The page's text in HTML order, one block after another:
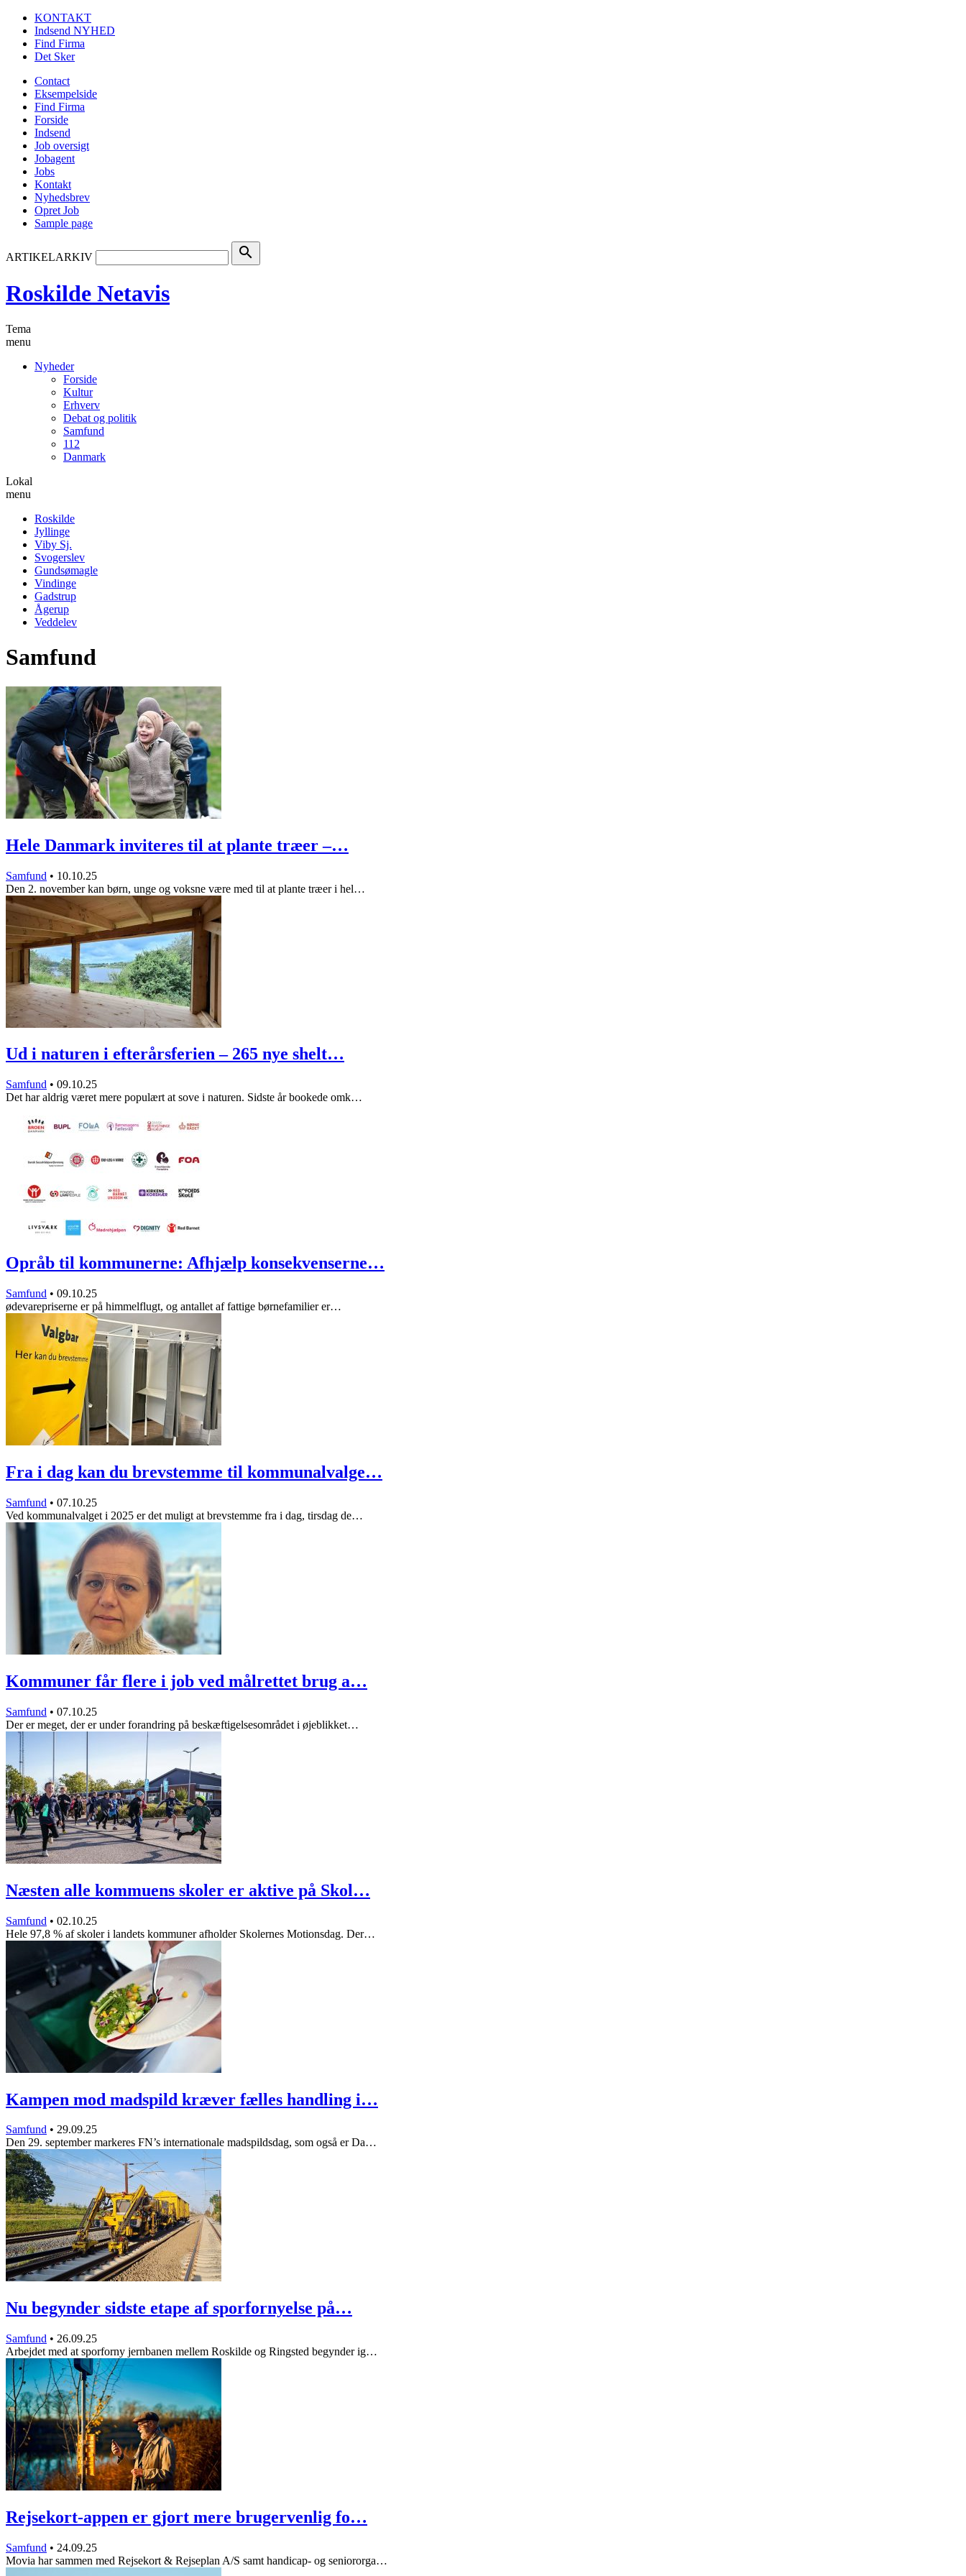
KONTAKT
Indsend NYHED
Find Firma
Det Sker
Contact
Eksempelside
Find Firma
Forside
Indsend
Job oversigt
Jobagent
Jobs
Kontakt
Nyhedsbrev
Opret Job
Sample page
ARTIKELARKIV search
Roskilde Netavis
Tema
menu
Nyheder
Forside
Kultur
Erhverv
Debat og politik
Samfund
112
Danmark
Lokal
menu
Roskilde
Jyllinge
Viby Sj.
Svogerslev
Gundsømagle
Vindinge
Gadstrup
Ågerup
Veddelev
Samfund
Hele Danmark inviteres til at plante træer –…
Samfund • 10.10.25
Den 2. november kan børn, unge og voksne være med til at plante træer i hel…
Ud i naturen i efterårsferien – 265 nye shelt…
Samfund • 09.10.25
Det har aldrig været mere populært at sove i naturen. Sidste år bookede omk…
Opråb til kommunerne: Afhjælp konsekvenserne…
Samfund • 09.10.25
ødevarepriserne er på himmelflugt, og antallet af fattige børnefamilier er…
Fra i dag kan du brevstemme til kommunalvalge…
Samfund • 07.10.25
Ved kommunalvalget i 2025 er det muligt at brevstemme fra i dag, tirsdag de…
Kommuner får flere i job ved målrettet brug a…
Samfund • 07.10.25
Der er meget, der er under forandring på beskæftigelsesområdet i øjeblikket…
Næsten alle kommuens skoler er aktive på Skol…
Samfund • 02.10.25
Hele 97,8 % af skoler i landets kommuner afholder Skolernes Motionsdag. Der…
Kampen mod madspild kræver fælles handling i…
Samfund • 29.09.25
Den 29. september markeres FN’s internationale madspildsdag, som også er Da…
Nu begynder sidste etape af sporfornyelse på…
Samfund • 26.09.25
Arbejdet med at sporforny jernbanen mellem Roskilde og Ringsted begynder ig…
Rejsekort-appen er gjort mere brugervenlig fo…
Samfund • 24.09.25
Movia har sammen med Rejsekort & Rejseplan A/S samt handicap- og seniororga…